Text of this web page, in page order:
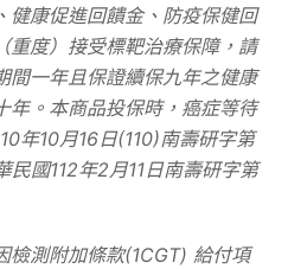
健康促進回饋金、防疫保健回
重度）接受標靶治療保障，請
間一年且保證續保九年之健康
年。本商品投保時，癌症等待
年10月16日(110)南壽研字第
民國112年2月11日南壽研字第
檢測附加條款(1CGT) 給付項